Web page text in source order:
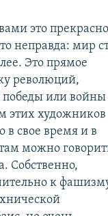
это прекрасно
неправда: мир
Это прямое
революций,
победы или войны
этих художников
в свое время и в
можно
Собственно,
к